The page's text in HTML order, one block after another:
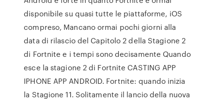
disponibile su quasi tutte le piattaforme, iOS
compreso, Mancano ormai pochi giorni alla
data di rilascio del Capitolo 2 della Stagione 2
di Fortnite e i tempi sono decisamente Quando
esce la stagione 2 di Fortnite CASTING APP
IPHONE APP ANDROID. Fortnite: quando inizia
la Stagione 11. Solitamente il lancio della nuova